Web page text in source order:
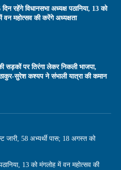
रहेंगे विधानसभा अध्यक्ष पठानिया, 13 को
वन महोत्सव की करेंगे अध्यक्षता
सड़कों पर तिरंगा लेकर निकली भाजपा,
सुरेश कश्यप ने संभाली यात्रा की कमान
जारी, 58 अभ्यर्थी पास; 18 अगस्त को
13 को मंगलोह में वन महोत्सव की